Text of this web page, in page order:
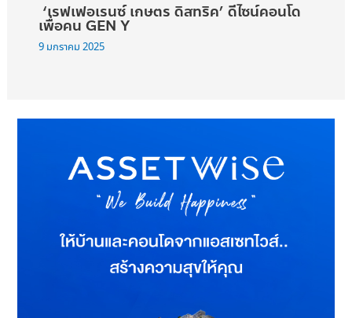
‘เรฟเฟอเรนซ์ เกษตร ดิสทริค’ ดีไซน์คอนโด
เพื่อคน GEN Y
9 มกราคม 2025